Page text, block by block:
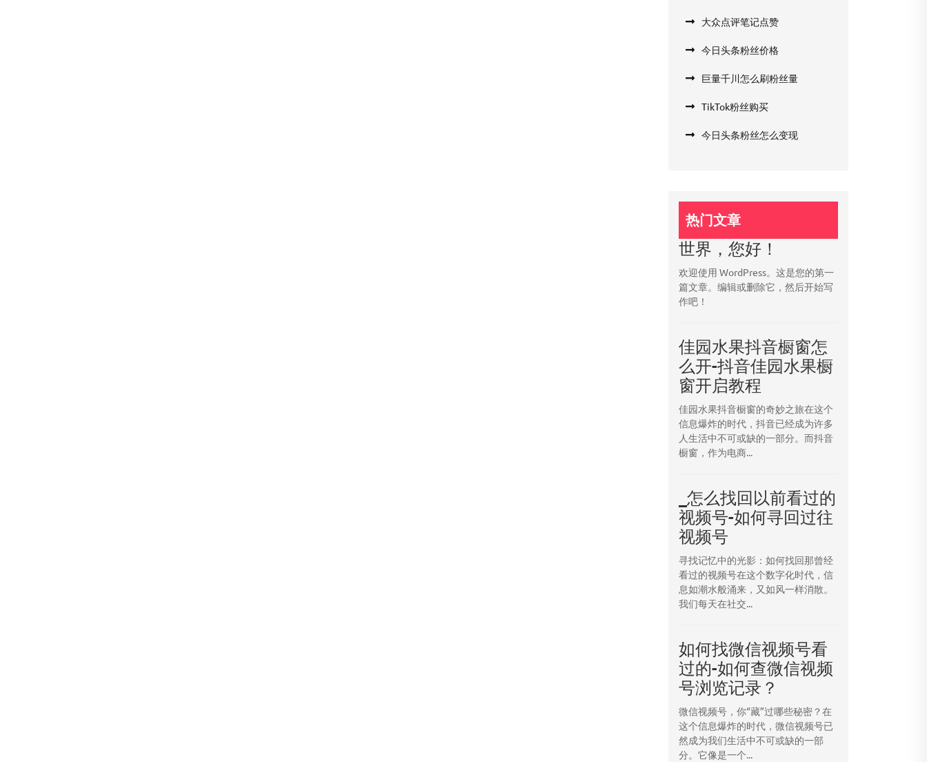
大众点评笔记点赞
今日头条粉丝价格
巨量千川怎么刷粉丝量
TikTok粉丝购买
今日头条粉丝怎么变现
热门文章
世界，您好！
欢迎使用 WordPress。这是您的第一
篇文章。编辑或删除它，然后开始写
作吧！
佳园水果抖音橱窗怎
么开-抖音佳园水果橱
窗开启教程
佳园水果抖音橱窗的奇妙之旅在这个
信息爆炸的时代，抖音已经成为许多
人生活中不可或缺的一部分。而抖音
橱窗，作为电商...
_怎么找回以前看过的
视频号-如何寻回过往
视频号
寻找记忆中的光影：如何找回那曾经
看过的视频号在这个数字化时代，信
息如潮水般涌来，又如风一样消散。
我们每天在社交...
如何找微信视频号看
过的-如何查微信视频
号浏览记录？
微信视频号，你“藏”过哪些秘密？在
这个信息爆炸的时代，微信视频号已
然成为我们生活中不可或缺的一部
分。它像是一个...